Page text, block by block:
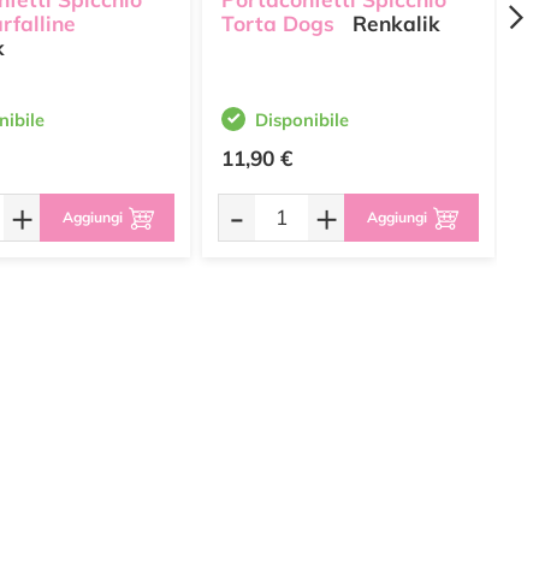
+ Aggiungi
Torta Dogs
Renkalik
Disponibile
11,90 €
- + Aggiungi